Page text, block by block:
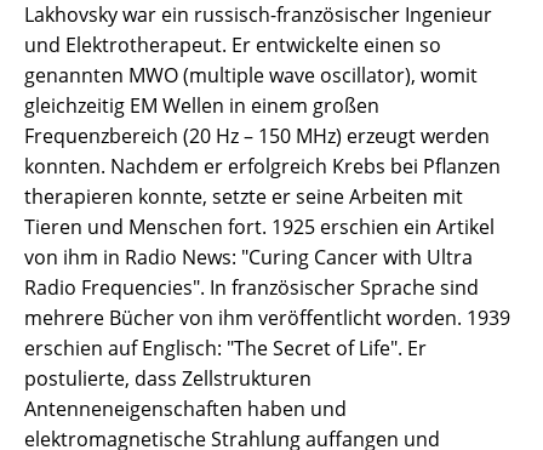
Lakhovsky war ein russisch-französischer Ingenieur
und Elektrotherapeut. Er entwickelte einen so
genannten MWO (multiple wave oscillator), womit
gleichzeitig EM Wellen in einem großen
Frequenzbereich (20 Hz – 150 MHz) erzeugt werden
konnten. Nachdem er erfolgreich Krebs bei Pflanzen
therapieren konnte, setzte er seine Arbeiten mit
Tieren und Menschen fort. 1925 erschien ein Artikel
von ihm in Radio News: "Curing Cancer with Ultra
Radio Frequencies". In französischer Sprache sind
mehrere Bücher von ihm veröffentlicht worden. 1939
erschien auf Englisch: "The Secret of Life". Er
postulierte, dass Zellstrukturen
Antenneneigenschaften haben und
elektromagnetische Strahlung auffangen und